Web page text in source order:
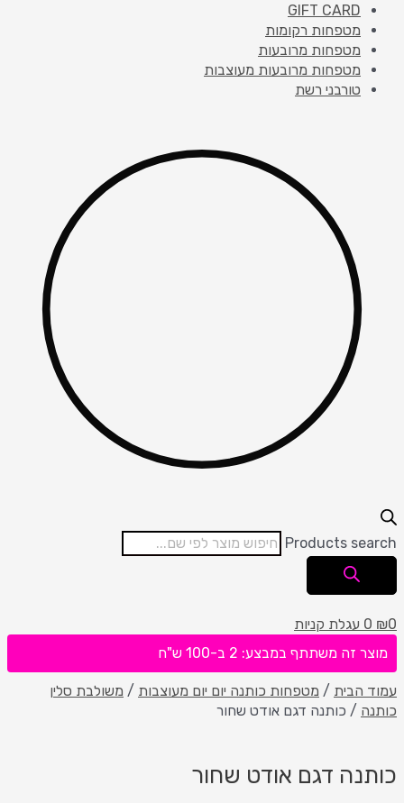
GIFT CARD
מטפחות רקומות
מטפחות מרובעות
מטפחות מרובעות מעוצבות
טורבני רשת
Products search
₪0
0 עגלת קניות
מוצר זה משתתף במבצע: 2 ב-100 ש"ח
עמוד הבית / מטפחות כותנה יום יום מעוצבות / משולבת סלין
כותנה / כותנה דגם אודט שחור
כותנה דגם אודט שחור